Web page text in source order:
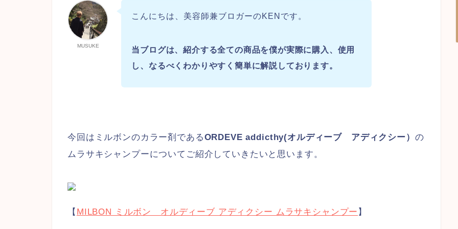
MUSUKE
こんにちは、美容師兼ブロガーのKENです。
当ブログは、紹介する全ての商品を僕が実際に購入、使用
し、 なるべくわかりやすく簡単に解説しております。
今回はミルボンのカラー剤であるORDEVE addicthy(オルディーブ アディクシー） の
ムラサキシャンプーについてご紹介していきたいと思います。
【 MILBON ミルボン オルディーブ アディクシー ムラサキシャンプー 】